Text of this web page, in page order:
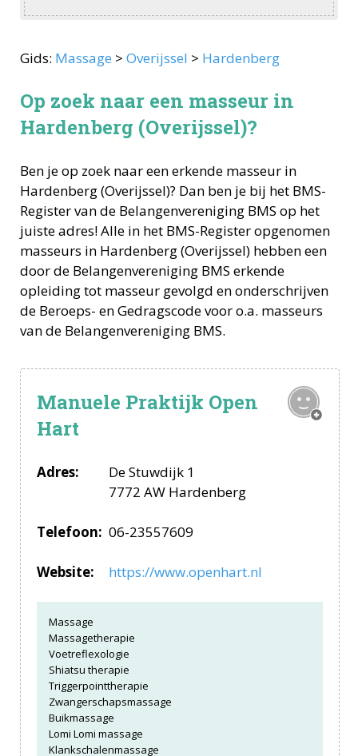
Gids: Massage > Overijssel > Hardenberg
Op zoek naar een masseur in
Hardenberg (Overijssel)?
Ben je op zoek naar een erkende masseur in
Hardenberg(Overijssel)? Dan ben je bij het BMS-
Register van de Belangenvereniging BMS op het
juiste adres! Alle in het BMS-Register opgenomen
masseurs in Hardenberg(Overijssel) hebben een
door de Belangenvereniging BMS erkende
opleiding tot masseur gevolgd en onderschrijven
de Beroeps- en Gedragscode voor o.a. masseurs
van de Belangenvereniging BMS.
Manuele Praktijk Open
Hart
Adres:
De Stuwdijk 1
7772 AW Hardenberg
Telefoon: 06-23557609
Website: https://www.openhart.nl
Massage
Massagetherapie
Voetreflexologie
Shiatsu therapie
Triggerpointtherapie
Zwangerschapsmassage
Buikmassage
Lomi Lomi massage
Klankschalenmassage